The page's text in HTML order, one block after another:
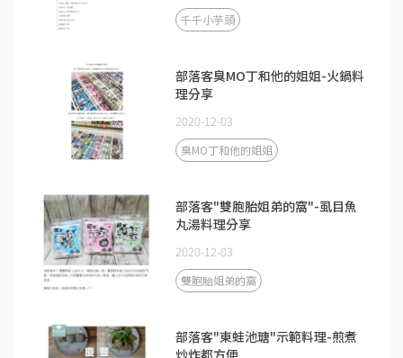
千千小芋頭
部落客臭MO丁和他的姐姐-火鍋料
理分享
2020-12-03
臭MO丁和他的姐姐
部落客"雙胞胎姐弟的窩"-虱目魚
丸湯料理分享
2020-12-03
雙胞胎姐弟的窩
部落客"東蛙池瑭"示範料理-煎煮